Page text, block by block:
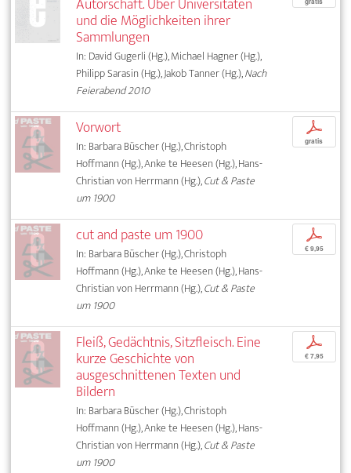
und die Möglichkeiten ihrer
Sammlungen
In: David Gugerli (Hg.), Michael Hagner (Hg.),
Philipp Sarasin (Hg.), Jakob Tanner (Hg.),Nach
Feierabend 2010
Vorwort
In: Barbara Büscher (Hg.), Christoph
Hoffmann (Hg.), Anke te Heesen (Hg.), Hans-
Christian von Herrmann (Hg.),Cut & Paste
um 1900
p
gratis
cut and paste um 1900
In: Barbara Büscher (Hg.), Christoph
Hoffmann (Hg.), Anke te Heesen (Hg.), Hans-
Christian von Herrmann (Hg.),Cut & Paste
um 1900
p
€ 9,95
Fleiß, Gedächtnis, Sitzfleisch. Eine
kurze Geschichte von
ausgeschnittenen Texten und
Bildern
In: Barbara Büscher (Hg.), Christoph
Hoffmann (Hg.), Anke te Heesen (Hg.), Hans-
Christian von Herrmann (Hg.),Cut & Paste
um 1900
p
€ 7,95